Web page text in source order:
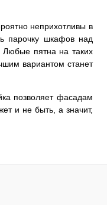
неприхотливы в
парочку шкафов над
Любые пятна на таких
вариантом станет
позволяет фасадам
и не быть, а значит,